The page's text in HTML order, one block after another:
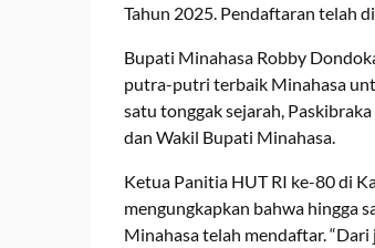
Tahun 2025. Pendaftaran telah
Bupati Minahasa Robby
putra-putri terbaik Minahasa
satu tonggak sejarah,
dan Wakil Bupati Minahasa.
Ketua Panitia HUT RI ke-80 di
mengungkapkan bahwa hingga
Minahasa telah mendaftar.